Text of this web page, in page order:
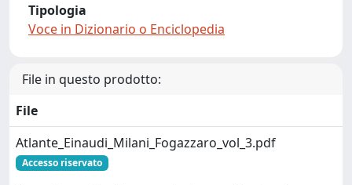
Tipologia
Voce in Dizionario o Enciclopedia
File in questo prodotto:
File
Atlante_Einaudi_Milani_Fogazzaro_vol_3.pdf
Accesso riservato